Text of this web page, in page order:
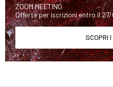
ZOOM MEETING
Offerte per iscrizioni entro il
SCOPRI